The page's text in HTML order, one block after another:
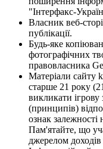
"Інтерфакс-
Власник веб-
публікації.
Будь-яке
фотографічних
правовласника
Матеріали сайту
старше 21 року
викликати
(принципів)
ознак залежності
Пам'ятайте, що
джерелом